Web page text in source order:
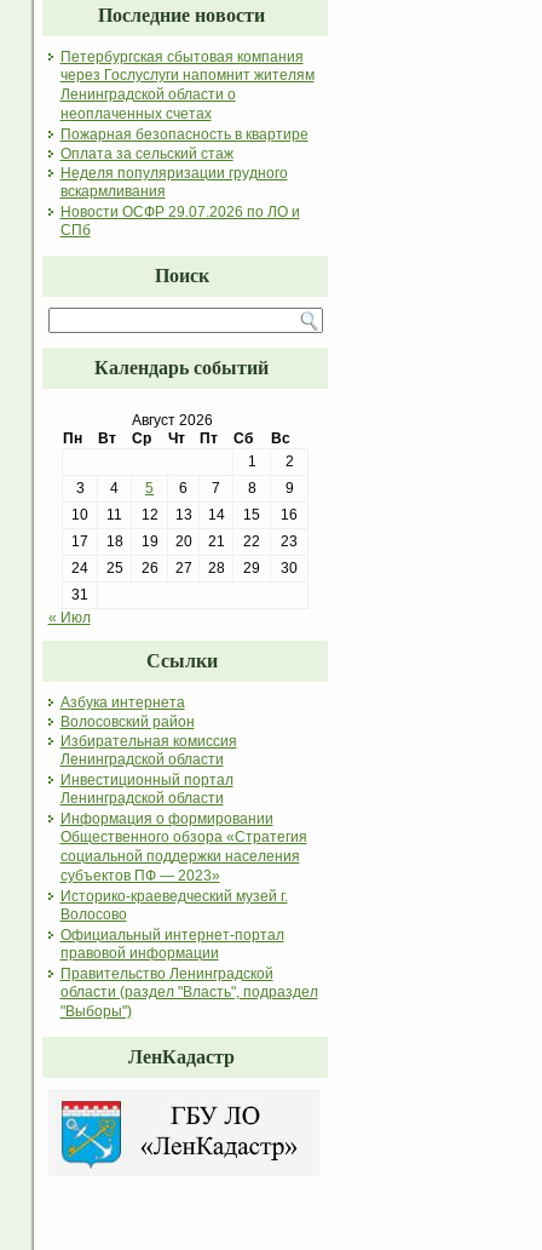
Последние новости
Петербургская сбытовая компания
через Гослуслуги напомнит жителям
Ленинградской области о
неоплаченных счетах
Пожарная безопасность в квартире
Оплата за сельский стаж
Неделя популяризации грудного
вскармливания
Новости ОСФР 29.07.2026 по ЛО и
СПб
Поиск
Календарь событий
Август 2026
Пн
Вт Ср Чт Пт Сб
Вс
1
2
3
4 5 6 7 8
9
10
11 12 13 14 15
16
17
18 19 20 21 22
23
24
25 26 27 28 29
30
31
« Июл
Ссылки
Азбука интернета
Волосовский район
Избирательная комиссия
Ленинградской области
Инвестиционный портал
Ленинградской области
Информация о формировании
Общественного обзора «Стратегия
социальной поддержки населения
субъектов ПФ — 2023»
Историко-краеведческий музей г.
Волосово
Официальный интернет-портал
правовой информации
Правительство Ленинградской
области (раздел "Власть", подраздел
"Выборы")
ЛенКадастр